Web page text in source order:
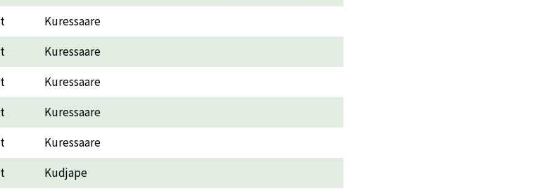
Kuressaare
Kuressaare
Kuressaare
Kuressaare
Kuressaare
Kudjape